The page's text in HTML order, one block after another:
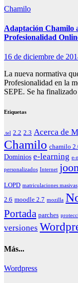
Chamilo
Adaptación Chamilo
Profesionalidad
16 de diciembre de
La nueva normativa
Profesionalidad en la
SEPE. Se ha
Etiquetas
.tel 2.2 2.3 Acerca de
Chamilo chamilo
Dominios e-learning e-
personalizados Internet
LOPD matriculaciones masivas
2.6 moodle 2.7 mozilla
Portada parches
versiones
Más...
Wordpress